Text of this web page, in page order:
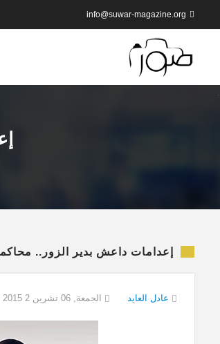
info@suwar-magazine.org
إعدامات داعش بدير الزور..
عادل العايد الجمعة, 06 تشرين 2 2015